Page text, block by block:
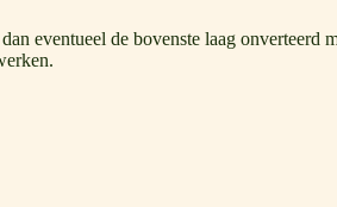
eventueel de bovenste laag onverteerd